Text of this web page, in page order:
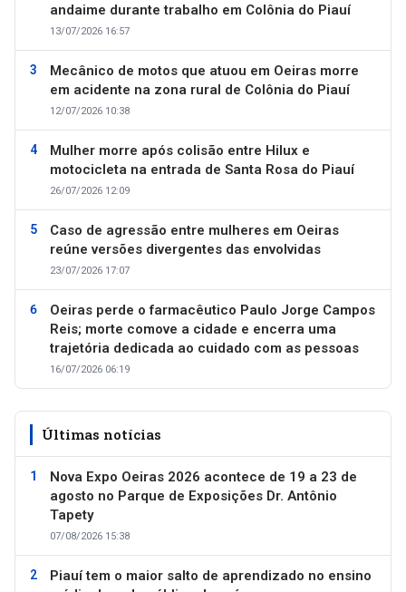
andaime durante trabalho em Colônia do Piauí
13/07/2026 16:57
Mecânico de motos que atuou em Oeiras morre
em acidente na zona rural de Colônia do Piauí
12/07/2026 10:38
Mulher morre após colisão entre Hilux e
motocicleta na entrada de Santa Rosa do Piauí
26/07/2026 12:09
Caso de agressão entre mulheres em Oeiras
reúne versões divergentes das envolvidas
23/07/2026 17:07
Oeiras perde o farmacêutico Paulo Jorge Campos
Reis; morte comove a cidade e encerra uma
trajetória dedicada ao cuidado com as pessoas
16/07/2026 06:19
Últimas notícias
Nova Expo Oeiras 2026 acontece de 19 a 23 de
agosto no Parque de Exposições Dr. Antônio
Tapety
07/08/2026 15:38
Piauí tem o maior salto de aprendizado no ensino